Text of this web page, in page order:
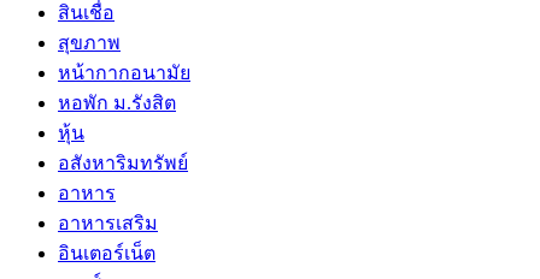
สินเชื่อ
สุขภาพ
หน้ากากอนามัย
หอพัก ม.รังสิต
หุ้น
อสังหาริมทรัพย์
อาหาร
อาหารเสริม
อินเตอร์เน็ต